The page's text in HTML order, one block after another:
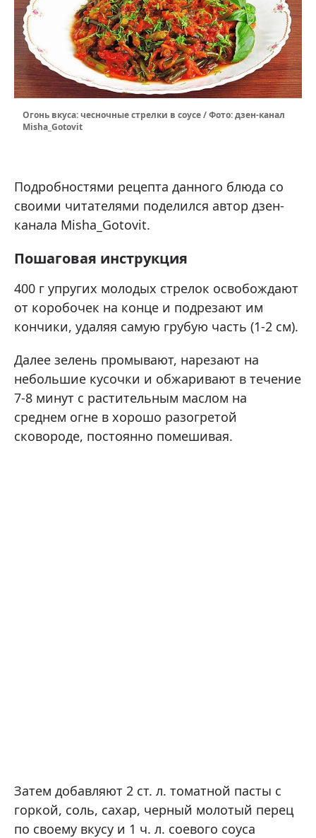
Огонь вкуса: чесночные стрелки в соусе / Фото: дзен-канал
Misha_Gotovit
Подробностями рецепта данного блюда со
своими читателями поделился автор дзен-
канала Misha_Gotovit.
Пошаговая инструкция
400 г упругих молодых стрелок освобождают
от коробочек на конце и подрезают им
кончики, удаляя самую грубую часть (1-2 см).
Далее зелень промывают, нарезают на
небольшие кусочки и обжаривают в течение
7-8 минут с растительным маслом на
среднем огне в хорошо разогретой
сковороде, постоянно помешивая.
Затем добавляют 2 ст. л. томатной пасты с
горкой, соль, сахар, черный молотый перец
по своему вкусу и 1 ч. л. соевого соуса